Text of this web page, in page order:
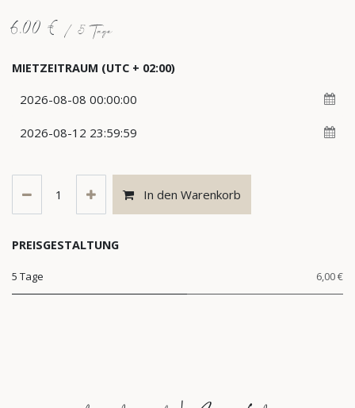
6,00 € / 5 Tage
MIETZEITRAUM (UTC + 02:00)
In den Warenkorb
PREISGESTALTUNG
5 Tage 6,00 €